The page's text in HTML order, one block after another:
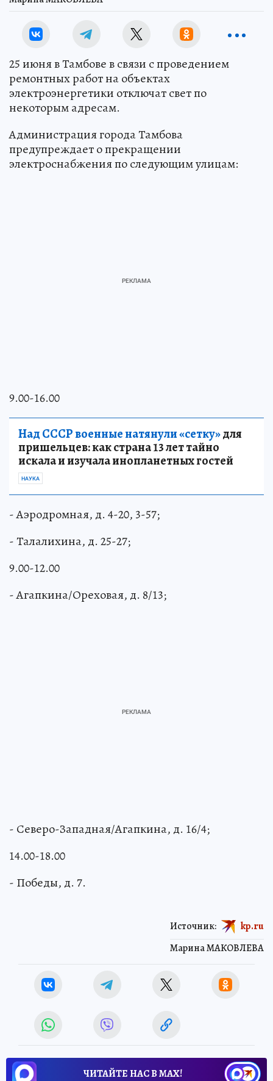
25 июня в Тамбове в связи с проведением
ремонтных работ на объектах
электроэнергетики отключат свет по
некоторым адресам.
Администрация города Тамбова
предупреждает о прекращении
электроснабжения по следующим улицам:
9.00-16.00
Над СССР военные натянули «сетку»для
пришельцев: как страна 13 лет тайно
искала и изучала инопланетных гостей
НАУКА
- Аэродромная, д. 4-20, 3-57;
- Талалихина, д. 25-27;
9.00-12.00
- Агапкина/Ореховая, д. 8/13;
- Северо-Западная/Агапкина, д. 16/4;
14.00-18.00
- Победы, д. 7.
Марина МАКОВЛЕВА
Источник: kp.ru
ЧИТАЙТЕ НАС В МАХ!